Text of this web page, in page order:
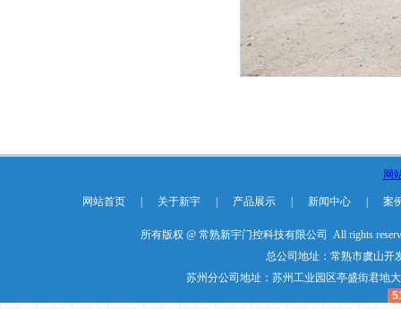
网
网站首页 关于新宇 产品展示 新闻中心 案
所有版权 @ 常熟新宇门控科技有限公司 All rights
总公司地址：常熟市虞山开
苏州分公司地址：苏州工业园区亭盛街君地